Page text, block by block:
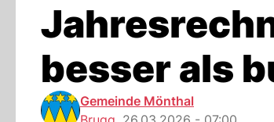
besser als
Gemeinde Mönthal